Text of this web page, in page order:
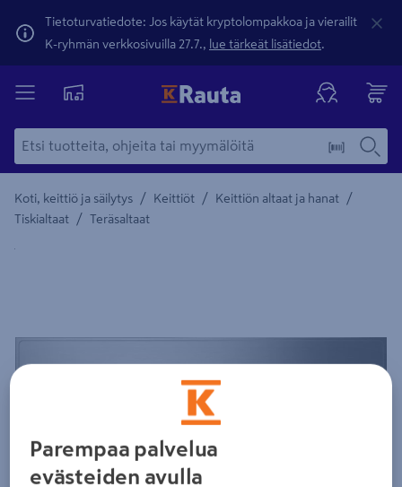
Tietoturvatiedote: Jos käytät kryptolompakkoa ja vierailit
K-ryhmän verkkosivuilla 27.7., lue tärkeät lisätiedot.
Koti, keittiö ja säilytys / Keittiöt / Keittiön altaat ja hanat /
Tiskialtaat / Teräsaltaat
Yksityiskohtainen kuvaus löytyy Tuotteen kuvaus -
Parempaa palvelua
evästeiden avulla